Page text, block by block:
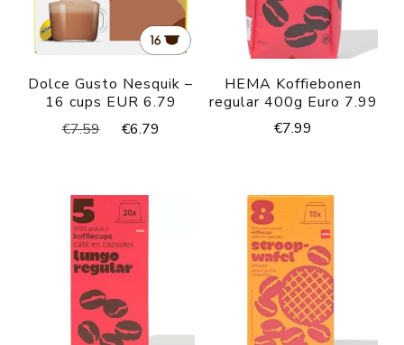
Dolce Gusto Nesquik –
16 cups EUR 6.79
€7.59
Oorspronkelijke
€6.79
HEMA Koffiebonen
regular 400g Euro 7.99
€7.99